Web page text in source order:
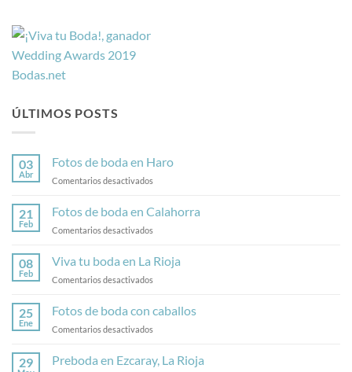
ÚLTIMOS POSTS
03
Abr
Fotos de boda en Haro
Comentarios desactivados
de
boda
en
21
Feb
Fotos de boda en Calahorra
Comentarios desactivados
de
boda
en
08
Feb
Viva tu boda en La Rioja
Comentarios desactivados
boda
en
Rioja
25
Ene
Fotos de boda con caballos
Comentarios desactivados
boda
29 Preboda en Ezcaray, La Rioja